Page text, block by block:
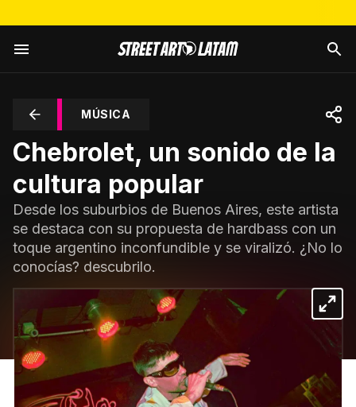
MÚSICA
Chebrolet, un sonido de la
cultura popular
Desde los suburbios de Buenos Aires, este artista
se destaca con su propuesta de hardbass con un
toque argentino inconfundible y se viralizó. ¿No lo
conocías? descubrilo.